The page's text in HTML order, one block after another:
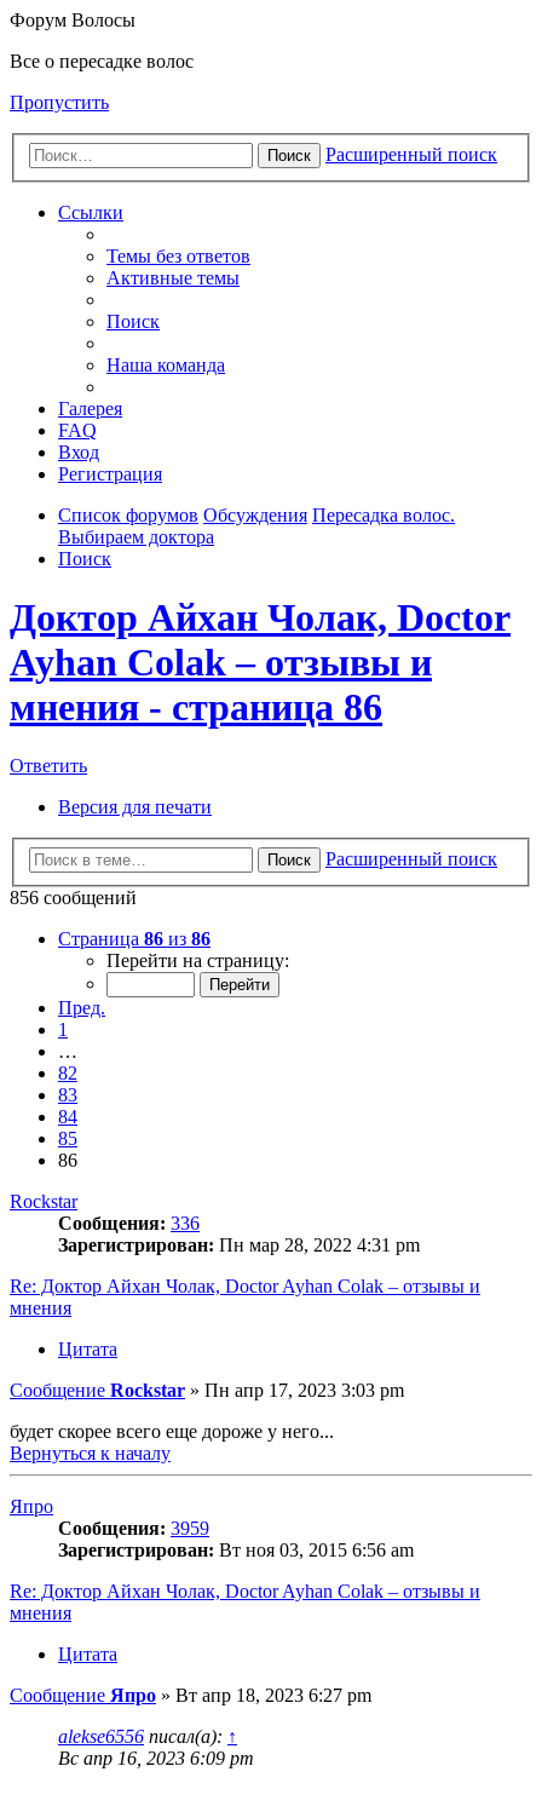
Форум Волосы
Все о пересадке волос
Пропустить
Поиск Расширенный поиск
Ссылки
Темы без ответов
Активные темы
Поиск
Наша команда
Галерея
FAQ
Вход
Регистрация
Список форумов Обсуждения Пересадка волос.
Выбираем доктора
Поиск
Доктор Айхан Чолак, Doctor
Ayhan Colak – отзывы и
мнения - страница 86
Ответить
Версия для печати
Поиск
Расширенный поиск
856 сообщений
Страница 86 из 86
Перейти на страницу:
Пред.
1
…
82
83
84
85
86
Rockstar
Сообщения: 336
Зарегистрирован: Пн мар 28, 2022 4:31 pm
Re: Доктор Айхан Чолак, Doctor Ayhan Colak – отзывы и
мнения
Цитата
Сообщение Rockstar » Пн апр 17, 2023 3:03 pm
будет скорее всего еще дороже у него...
Вернуться к началу
Япро
Сообщения: 3959
Зарегистрирован: Вт ноя 03, 2015 6:56 am
Re: Доктор Айхан Чолак, Doctor Ayhan Colak – отзывы и
мнения
Цитата
Сообщение Япро » Вт апр 18, 2023 6:27 pm
alekse6556 писал(а): ↑
Вс апр 16, 2023 6:09 pm